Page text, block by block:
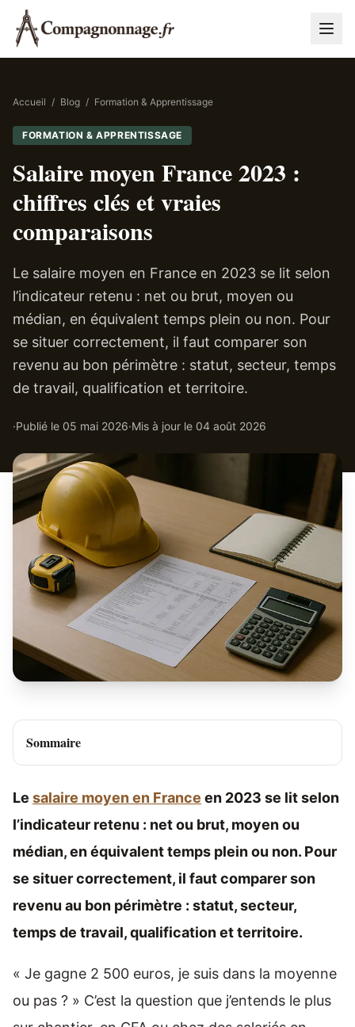
Accueil / Blog / Formation & Apprentissage
FORMATION & APPRENTISSAGE
Salaire moyen France 2023 :
chiffres clés et vraies
comparaisons
Le salaire moyen en France en 2023 se lit selon
l’indicateur retenu : net ou brut, moyen ou
médian, en équivalent temps plein ou non. Pour
se situer correctement, il faut comparer son
revenu au bon périmètre : statut, secteur, temps
de travail, qualification et territoire.
·Publié le 05 mai 2026·Mis à jour le 04 août 2026
Sommaire
Le salaire moyen en France en 2023 se lit selon
l’indicateur retenu : net ou brut, moyen ou
médian, en équivalent temps plein ou non. Pour
se situer correctement, il faut comparer son
revenu au bon périmètre : statut, secteur,
temps de travail, qualification et territoire.
« Je gagne 2 500 euros, je suis dans la moyenne
ou pas ? » C’est la question que j’entends le plus